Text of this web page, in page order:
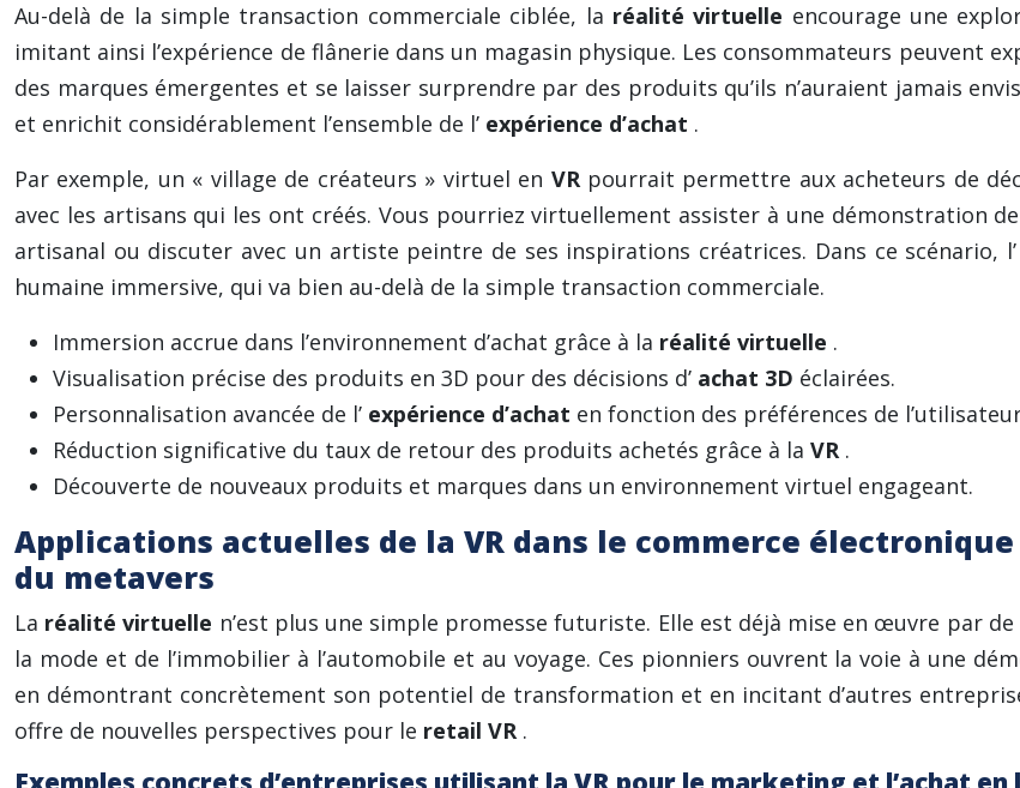
Au-delà de la simple transaction commerciale ciblée, la réalité virtuelle encourage une
imitant ainsi l’expérience de flânerie dans un magasin physique. Les consommateurs peuvent
des marques émergentes et se laisser surprendre par des produits qu’ils n’auraient jamais
et enrichit considérablement l’ensemble de l’ expérience d’achat .
Par exemple, un « village de créateurs » virtuel en VR pourrait permettre aux acheteurs de
avec les artisans qui les ont créés. Vous pourriez virtuellement assister à une démonstration
artisanal ou discuter avec un artiste peintre de ses inspirations créatrices. Dans ce scénario, l’
humaine immersive, qui va bien au-delà de la simple transaction commerciale.
Immersion accrue dans l’environnement d’achat grâce à la réalité virtuelle .
Visualisation précise des produits en 3D pour des décisions d’ achat 3D éclairées.
Personnalisation avancée de l’ expérience d’achat en fonction des préférences de
Réduction significative du taux de retour des produits achetés grâce à la VR .
Découverte de nouveaux produits et marques dans un environnement virtuel engageant.
Applications actuelles de la VR dans le commerce
du metavers
La réalité virtuelle n’est plus une simple promesse futuriste. Elle est déjà mise en œuvre par
la mode et de l’immobilier à l’automobile et au voyage. Ces pionniers ouvrent la voie à une
en démontrant concrètement son potentiel de transformation et en incitant d’autres
offre de nouvelles perspectives pour le retail VR .